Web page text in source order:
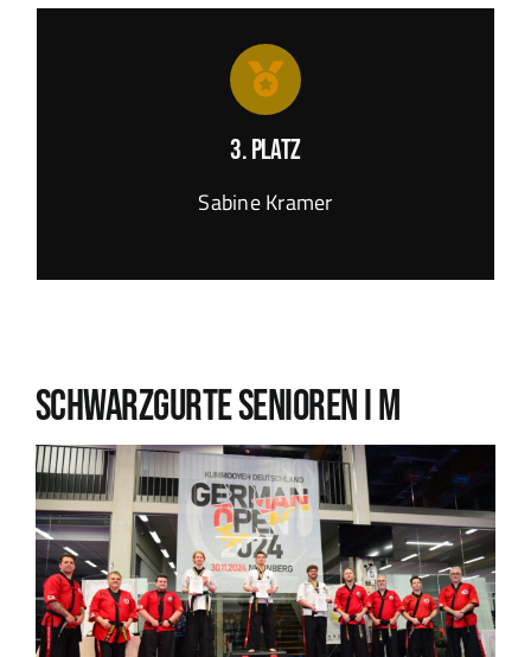
3. Platz
Sabine Kramer
Schwarzgurte SENIOREN I M